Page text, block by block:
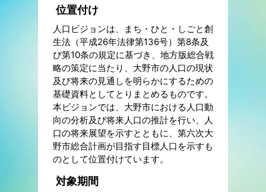
位置付け
人口ビジョンは、まち・ひと・しごと創
生法（平成26年法律第136号）第8条及
び第10条の規定に基づき、地方版総合戦
略の策定に当たり、大野市の人口の現状
及び将来の見通しを明らかにするための
基礎資料としてとりまとめるものです。
本ビジョンでは、大野市における人口動
向の分析及び将来人口の推計を行い、人
口の将来展望を示すとともに、第六次大
野市総合計画が目指す目標人口を示すも
のとして位置付けています。
対象期間